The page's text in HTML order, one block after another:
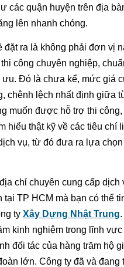
các quận huyện trên địa
lên nhanh chóng.
đặt ra là không phải đơn vị
công chuyên nghiệp,
ưu. Đó là chưa kể, mức giá
chênh lệch nhất định giữa
muốn được hỗ trợ thi
hiểu thật kỹ về các tiêu chí
vụ, từ đó đưa ra lựa
chỉ chuyên cung cấp dịch
tại TP HCM mà bạn có thể
ty Xây Dựng Nhật Trung
kinh nghiệm trong lĩnh vực
đối tác của hàng trăm hộ
lớn. Công ty đã và đang